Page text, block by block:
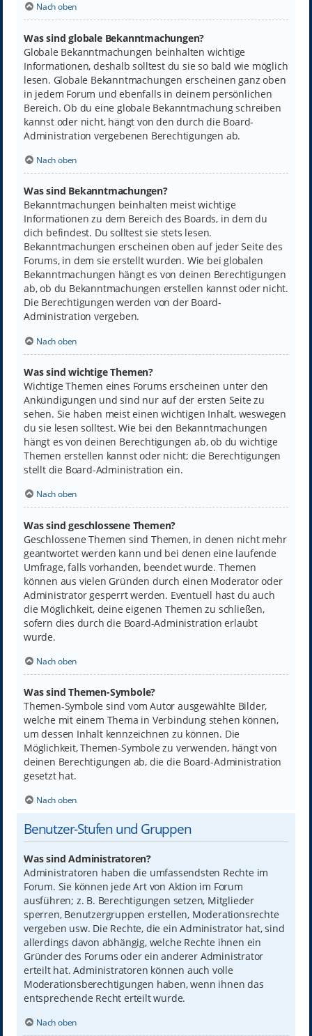
Nach oben
Was sind globale Bekanntmachungen?
Globale Bekanntmachungen beinhalten wichtige
Informationen, deshalb solltest du sie so bald wie möglich
lesen. Globale Bekanntmachungen erscheinen ganz oben
in jedem Forum und ebenfalls in deinem persönlichen
Bereich. Ob du eine globale Bekanntmachung schreiben
kannst oder nicht, hängt von den durch die Board-
Administration vergebenen Berechtigungen ab.
Nach oben
Was sind Bekanntmachungen?
Bekanntmachungen beinhalten meist wichtige
Informationen zu dem Bereich des Boards, in dem du
dich befindest. Du solltest sie stets lesen.
Bekanntmachungen erscheinen oben auf jeder Seite des
Forums, in dem sie erstellt wurden. Wie bei globalen
Bekanntmachungen hängt es von deinen Berechtigungen
ab, ob du Bekanntmachungen erstellen kannst oder nicht.
Die Berechtigungen werden von der Board-
Administration vergeben.
Nach oben
Was sind wichtige Themen?
Wichtige Themen eines Forums erscheinen unter den
Ankündigungen und sind nur auf der ersten Seite zu
sehen. Sie haben meist einen wichtigen Inhalt, weswegen
du sie lesen solltest. Wie bei den Bekanntmachungen
hängt es von deinen Berechtigungen ab, ob du wichtige
Themen erstellen kannst oder nicht; die Berechtigungen
stellt die Board-Administration ein.
Nach oben
Was sind geschlossene Themen?
Geschlossene Themen sind Themen, in denen nicht mehr
geantwortet werden kann und bei denen eine laufende
Umfrage, falls vorhanden, beendet wurde. Themen
können aus vielen Gründen durch einen Moderator oder
Administrator gesperrt werden. Eventuell hast du auch
die Möglichkeit, deine eigenen Themen zu schließen,
sofern dies durch die Board-Administration erlaubt
wurde.
Nach oben
Was sind Themen-Symbole?
Themen-Symbole sind vom Autor ausgewählte Bilder,
welche mit einem Thema in Verbindung stehen können,
um dessen Inhalt kennzeichnen zu können. Die
Möglichkeit, Themen-Symbole zu verwenden, hängt von
deinen Berechtigungen ab, die die Board-Administration
gesetzt hat.
Nach oben
Benutzer-Stufen und Gruppen
Was sind Administratoren?
Administratoren haben die umfassendsten Rechte im
Forum. Sie können jede Art von Aktion im Forum
ausführen; z. B. Berechtigungen setzen, Mitglieder
sperren, Benutzergruppen erstellen, Moderationsrechte
vergeben usw. Die Rechte, die ein Administrator hat, sind
allerdings davon abhängig, welche Rechte ihnen ein
Gründer des Forums oder ein anderer Administrator
erteilt hat. Administratoren können auch volle
Moderationsberechtigungen haben, wenn ihnen das
entsprechende Recht erteilt wurde.
Nach oben